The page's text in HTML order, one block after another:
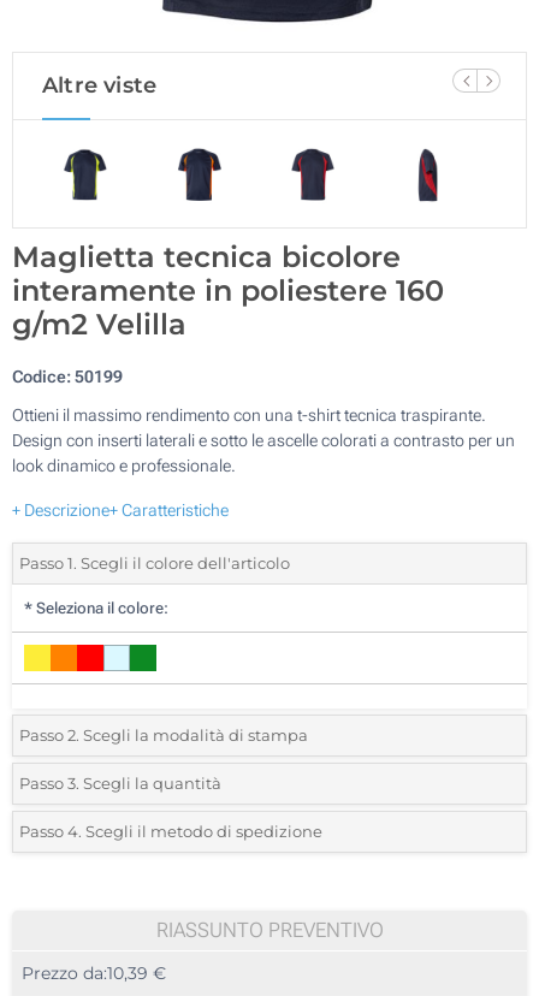
Altre viste
Maglietta tecnica bicolore
interamente in poliestere 160
g/m2 Velilla
Codice:50199
Ottieni il massimo rendimento con una t-shirt tecnica traspirante.
Design con inserti laterali e sotto le ascelle colorati a contrasto per un
look dinamico e professionale.
+ Descrizione+ Caratteristiche
Passo 1. Scegli il colore dell'articolo
* Seleziona il colore:
Passo 2. Scegli la modalità di stampa
*Seleziona la posizione di stampa e il colore del vostro logo:
1 Colore (Lato cuore)
3 Colori (Lato cuore)
Passo 3. Scegli la quantità
*Ordine minimo 5 (Ordine totale)
Passo 4. Scegli il metodo di spedizione
RIASSUNTO PREVENTIVO
Prezzo da:10,39 €